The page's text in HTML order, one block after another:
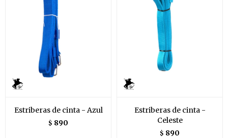
Estriberas de cinta - Azul
$ 890
Estriberas de cinta -
Celeste
$ 890